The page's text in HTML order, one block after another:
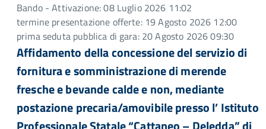
Bando - Attivazione: 08 Luglio 2026 11:02
termine presentazione offerte: 19 Agosto 2026 12:00
prima seduta pubblica di gara: 20 Agosto 2026 09:30
Affidamento della concessione del servizio di
fornitura e somministrazione di merende
fresche e bevande calde e non, mediante
postazione precaria/amovibile presso l’ Istituto